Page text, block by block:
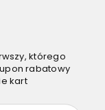
którego
rabatowy
kart